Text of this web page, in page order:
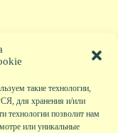
такие технологии,
для хранения и/или
технологии позволит нам
или уникальные